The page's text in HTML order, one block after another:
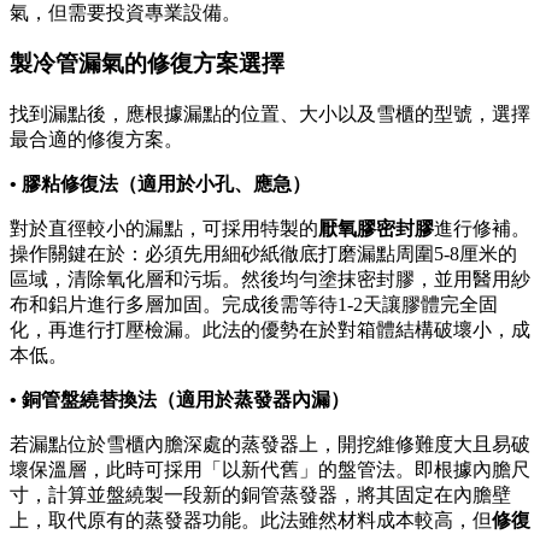
氣，但需要投資專業設備。
製冷管漏氣的修復方案選擇
找到漏點後，應根據漏點的位置、大小以及雪櫃的型號，選擇
最合適的修復方案。
• 膠粘修復法（適用於小孔、應急）
對於直徑較小的漏點，可採用特製的厭氧膠密封膠進行修補。
操作關鍵在於：必須先用細砂紙徹底打磨漏點周圍5-8厘米的
區域，清除氧化層和污垢。然後均勻塗抹密封膠，並用醫用紗
布和鋁片進行多層加固。完成後需等待1-2天讓膠體完全固
化，再進行打壓檢漏。此法的優勢在於對箱體結構破壞小，成
本低。
• 銅管盤繞替換法（適用於蒸發器內漏）
若漏點位於雪櫃內膽深處的蒸發器上，開挖維修難度大且易破
壞保溫層，此時可採用「以新代舊」的盤管法。即根據內膽尺
寸，計算並盤繞製一段新的銅管蒸發器，將其固定在內膽壁
上，取代原有的蒸發器功能。此法雖然材料成本較高，但修復